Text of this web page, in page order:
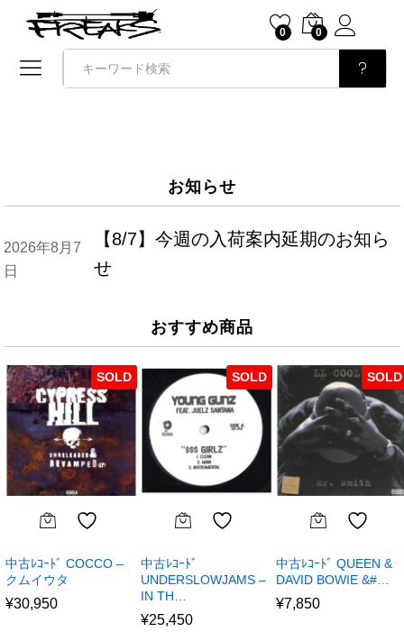
0 0
お知らせ
【8/7】今週の入荷案内延期のお知ら
せ
2026年8月7
日
おすすめ商品
SOLD
中古ﾚｺｰﾄﾞ COCCO –
クムイウタ
¥30,950
SOLD
中古ﾚｺｰﾄﾞ
UNDERSLOWJAMS –
IN TH…
¥25,450
SOLD
中古ﾚｺｰﾄﾞ QUEEN &
DAVID BOWIE &#…
¥7,850